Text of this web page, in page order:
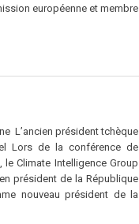
européenne et membre
L’ancien président tchèque
Lors de la conférence de
Climate Intelligence Group
président de la République
nouveau président de la